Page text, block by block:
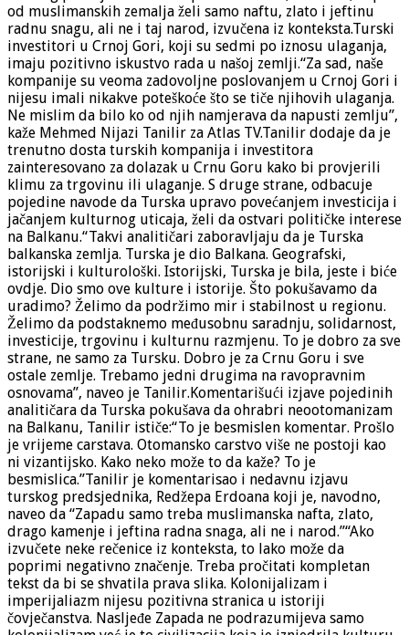
od muslimanskih zemalja želi samo naftu, zlato i jeftinu
radnu snagu, ali ne i taj narod, izvučena iz konteksta.Turski
investitori u Crnoj Gori, koji su sedmi po iznosu ulaganja,
imaju pozitivno iskustvo rada u našoj zemlji.“Za sad, naše
kompanije su veoma zadovoljne poslovanjem u Crnoj Gori i
nijesu imali nikakve poteškoće što se tiče njihovih ulaganja.
Ne mislim da bilo ko od njih namjerava da napusti zemlju”,
kaže Mehmed Nijazi Tanilir za Atlas TV.Tanilir dodaje da je
trenutno dosta turskih kompanija i investitora
zainteresovano za dolazak u Crnu Goru kako bi provjerili
klimu za trgovinu ili ulaganje. S druge strane, odbacuje
pojedine navode da Turska upravo povećanjem investicija i
jačanjem kulturnog uticaja, želi da ostvari političke interese
na Balkanu.“Takvi analitičari zaboravljaju da je Turska
balkanska zemlja. Turska je dio Balkana. Geografski,
istorijski i kulturološki. Istorijski, Turska je bila, jeste i biće
ovdje. Dio smo ove kulture i istorije. Što pokušavamo da
uradimo? Želimo da podržimo mir i stabilnost u regionu.
Želimo da podstaknemo međusobnu saradnju, solidarnost,
investicije, trgovinu i kulturnu razmjenu. To je dobro za sve
strane, ne samo za Tursku. Dobro je za Crnu Goru i sve
ostale zemlje. Trebamo jedni drugima na ravopravnim
osnovama”, naveo je Tanilir.Komentarišući izjave pojedinih
analitičara da Turska pokušava da ohrabri neootomanizam
na Balkanu, Tanilir ističe:“To je besmislen komentar. Prošlo
je vrijeme carstava. Otomansko carstvo više ne postoji kao
ni vizantijsko. Kako neko može to da kaže? To je
besmislica.”Tanilir je komentarisao i nedavnu izjavu
turskog predsjednika, Redžepa Erdoana koji je, navodno,
naveo da “Zapadu samo treba muslimanska nafta, zlato,
drago kamenje i jeftina radna snaga, ali ne i narod.”“Ako
izvučete neke rečenice iz konteksta, to lako može da
poprimi negativno značenje. Treba pročitati kompletan
tekst da bi se shvatila prava slika. Kolonijalizam i
imperijaliazm nijesu pozitivna stranica u istoriji
čovječanstva. Nasljeđe Zapada ne podrazumijeva samo